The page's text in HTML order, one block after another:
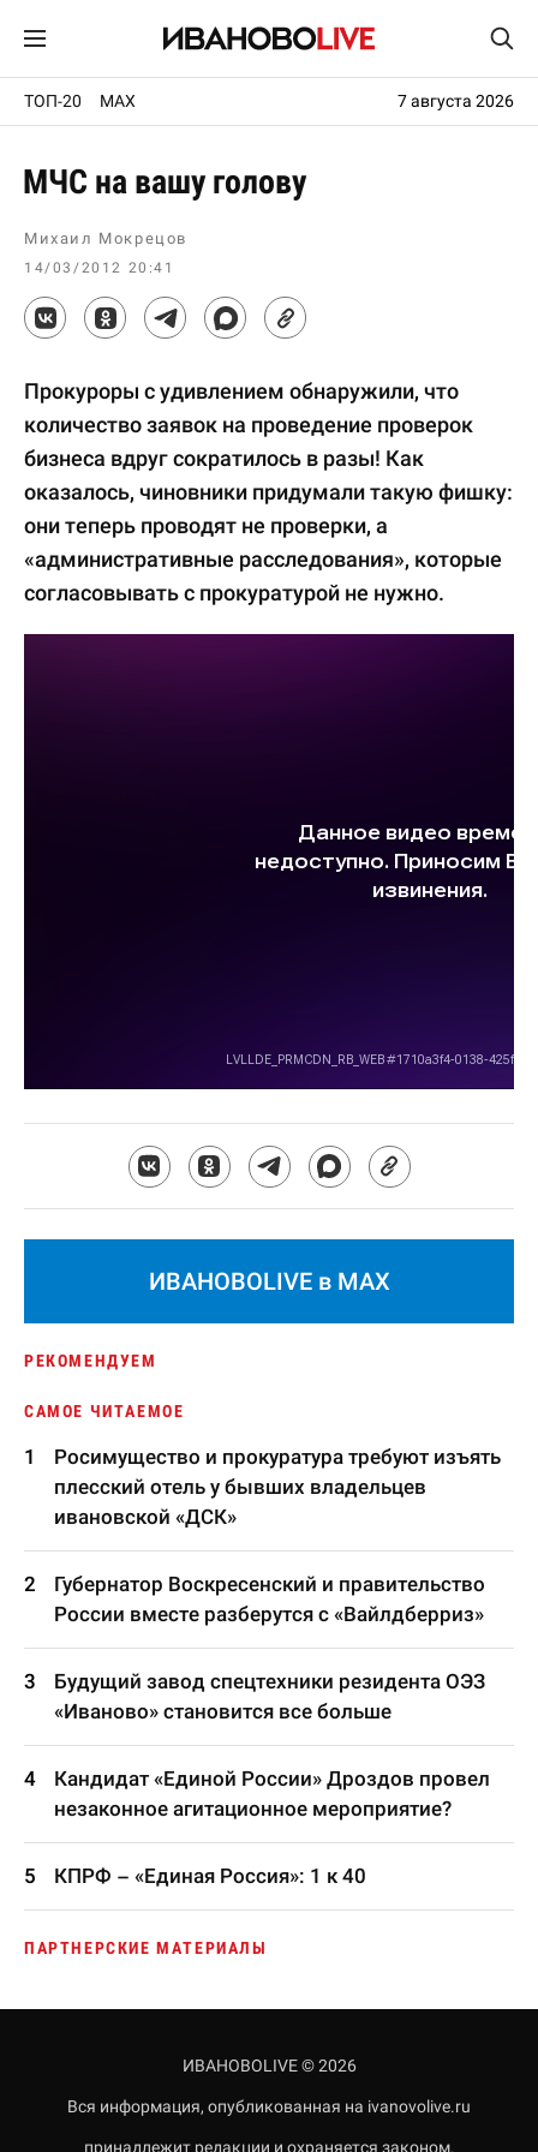
ТОП-20 MAX 7 августа 2026
МЧС на вашу голову
Михаил Мокрецов
14/03/2012 20:41
Прокуроры с удивлением обнаружили, что
количество заявок на проведение проверок
бизнеса вдруг сократилось в разы! Как
оказалось, чиновники придумали такую фишку:
они теперь проводят не проверки, а
«административные расследования», которые
согласовывать с прокуратурой не нужно.
ИВАНОВОLIVE в MAX
РЕКОМЕНДУЕМ
САМОЕ ЧИТАЕМОЕ
Росимущество и прокуратура требуют изъять
плесский отель у бывших владельцев
ивановской «ДСК»
Губернатор Воскресенский и правительство
России вместе разберутся с «Вайлдберриз»
Будущий завод спецтехники резидента ОЭЗ
«Иваново» становится все больше
Кандидат «Единой России» Дроздов провел
незаконное агитационное мероприятие?
КПРФ – «Единая Россия»: 1 к 40
ПАРТНЕРСКИЕ МАТЕРИАЛЫ
ИВАНОВОLIVE © 2026
Вся информация, опубликованная на ivanovolive.ru
принадлежит редакции и охраняется законом.